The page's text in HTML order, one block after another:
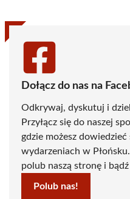
Dołącz do nas na
Odkrywaj, dyskutuj i
Przyłącz się do naszej
gdzie możesz
wydarzeniach w
polub naszą stronę i
Polub nas!